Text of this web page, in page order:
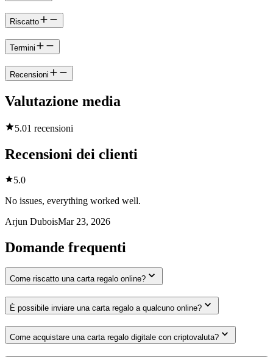
Riscatto
Termini
Recensioni
Valutazione media
5.01 recensioni
Recensioni dei clienti
5.0
No issues, everything worked well.
Arjun DuboisMar 23, 2026
Domande frequenti
Come riscatto una carta regalo online?
È possibile inviare una carta regalo a qualcuno online?
Come acquistare una carta regalo digitale con criptovaluta?